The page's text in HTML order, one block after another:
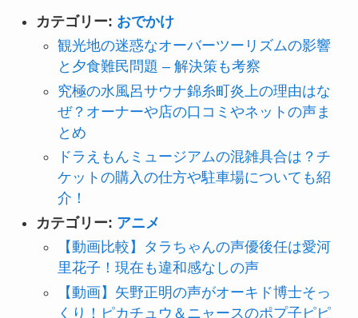
カテゴリー: おでかけ
観光地の迷惑なオーバーツーリズムの影響
と夕食難民問題 – 解決策も考察
究極の水風呂サウナ錦糸町炎上の理由はな
ぜ？オーナーや店の口コミやネットの声ま
とめ
ドラえもんミュージアムの混雑具合は？チ
ケットの購入の仕方や駐車場についても紹
介！
カテゴリー: アニメ
【動画比較】タラちゃんの声優後任は愛河
里花子！現在も違和感なしの声
【動画】矢野正明の声がオーキド博士そっ
くり！ピカチュウ＆ニャースのポプ子ピピ